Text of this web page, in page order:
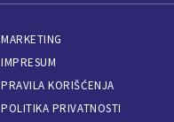
MARKETING
IMPRESUM
PRAVILA KORIŠĆENJA
POLITIKA PRIVATNOSTI